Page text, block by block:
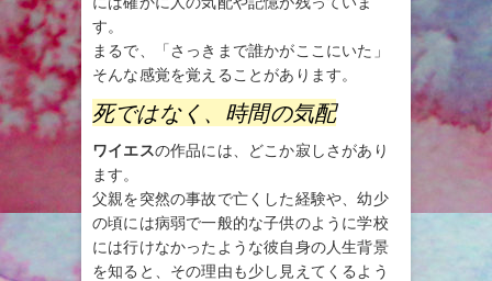
す。
まるで、「さっきまで誰かがここにいた」
そんな感覚を覚えることがあります。
死ではなく、時間の気配
ワイエスの作品には、どこか寂しさがあり
ます。
父親を突然の事故で亡くした経験や、幼少
の頃には病弱で一般的な子供のように学校
には行けなかったような彼自身の人生背景
を知ると、その理由も少し見えてくるよう